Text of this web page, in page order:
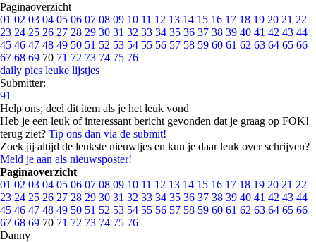
Paginaoverzicht
01 02 03 04 05 06 07 08 09 10 11 12 13 14 15 16 17 18 19 20 21 22
23 24 25 26 27 28 29 30 31 32 33 34 35 36 37 38 39 40 41 42 43 44
45 46 47 48 49 50 51 52 53 54 55 56 57 58 59 60 61 62 63 64 65 66
67 68 69 70 71 72 73 74 75 76
daily pics leuke lijstjes
Submitter:
91
Help ons; deel dit item als je het leuk vond
Heb je een leuk of interessant bericht gevonden dat je graag op FOK!
terug ziet? Tip ons dan via de submit!
Zoek jij altijd de leukste nieuwtjes en kun je daar leuk over schrijven?
Meld je aan als nieuwsposter!
Paginaoverzicht
01 02 03 04 05 06 07 08 09 10 11 12 13 14 15 16 17 18 19 20 21 22
23 24 25 26 27 28 29 30 31 32 33 34 35 36 37 38 39 40 41 42 43 44
45 46 47 48 49 50 51 52 53 54 55 56 57 58 59 60 61 62 63 64 65 66
67 68 69 70 71 72 73 74 75 76
Danny